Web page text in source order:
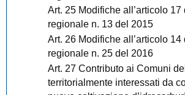
Art. 25 Modifiche all’articolo
regionale n. 13 del 2015
Art. 26 Modifiche all’articolo
regionale n. 25 del 2016
Art. 27 Contributo ai Comuni
territorialmente interessati da